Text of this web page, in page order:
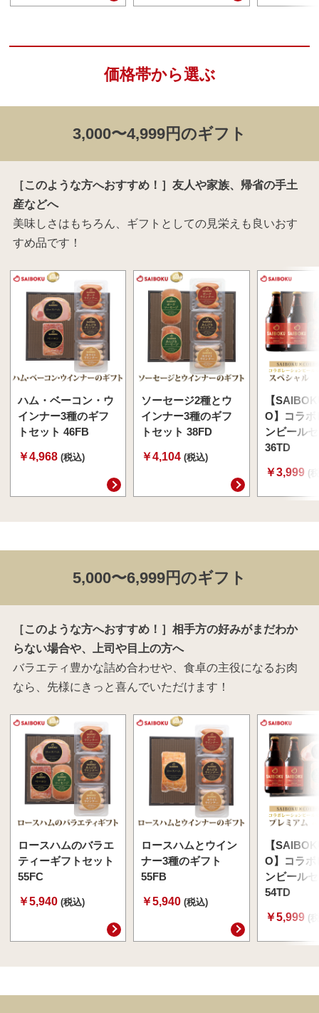
価格帯から選ぶ
3,000〜4,999円のギフト
［このような方へおすすめ！］友人や家族、帰省の手土
産などへ
美味しさはもちろん、ギフトとしての見栄えも良いおす
すめ品です！
ハム・ベーコン・ウ
インナー3種のギフ
トセット 46FB
￥4,968 (税込)
ソーセージ2種とウ
インナー3種のギフ
トセット 38FD
￥4,104 (税込)
【
O】コラボ
ンビール
36TD
￥3,999 (
5,000〜6,999円のギフト
［このような方へおすすめ！］相手方の好みがまだわか
らない場合や、上司や目上の方へ
バラエティ豊かな詰め合わせや、食卓の主役になるお肉
なら、先様にきっと喜んでいただけます！
ロースハムのバラエ
ティーギフトセット
55FC
￥5,940 (税込)
ロースハムとウイン
ナー3種のギフト
55FB
￥5,940 (税込)
【
O】コラボ
ンビール
54TD
￥5,999 (